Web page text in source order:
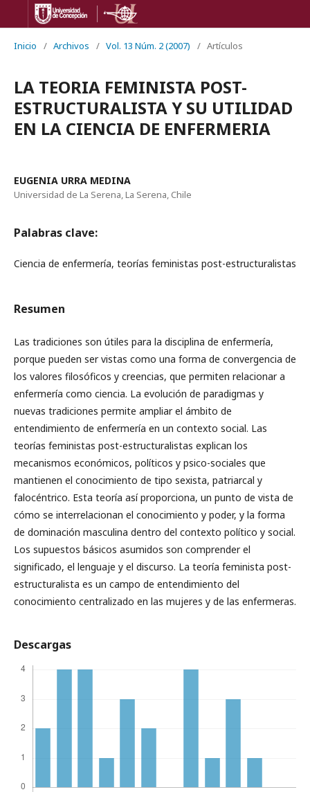
Inicio / Archivos / Vol. 13 Núm. 2 (2007) / Artículos
LA TEORIA FEMINISTA POST-
ESTRUCTURALISTA Y SU UTILIDAD
EN LA CIENCIA DE ENFERMERIA
EUGENIA URRA MEDINA
Universidad de La Serena, La Serena, Chile
Palabras clave:
Ciencia de enfermería, teorías feministas post-estructuralistas
Resumen
Las tradiciones son útiles para la disciplina de enfermería,
porque pueden ser vistas como una forma de convergencia de
los valores filosóficos y creencias, que permiten relacionar a
enfermería como ciencia. La evolución de paradigmas y
nuevas tradiciones permite ampliar el ámbito de
entendimiento de enfermería en un contexto social. Las
teorías feministas post-estructuralistas explican los
mecanismos económicos, políticos y psico-sociales que
mantienen el conocimiento de tipo sexista, patriarcal y
falocéntrico. Esta teoría así proporciona, un punto de vista de
cómo se interrelacionan el conocimiento y poder, y la forma
de dominación masculina dentro del contexto político y social.
Los supuestos básicos asumidos son comprender el
significado, el lenguaje y el discurso. La teoría feminista post-
estructuralista es un campo de entendimiento del
conocimiento centralizado en las mujeres y de las enfermeras.
Descargas